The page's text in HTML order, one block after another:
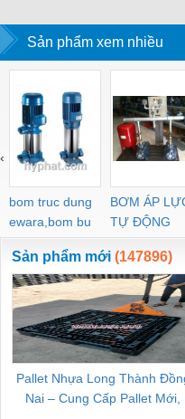
Sản phẩm xem nhiều
bom truc dung
ewara,bom bu
ewara
BƠM ÁP
TỰ ĐỘNG
‹
Sản phẩm mới (147896)
Pallet Nhựa Long Thành
Nai – Cung Cấp Pallet Mới,